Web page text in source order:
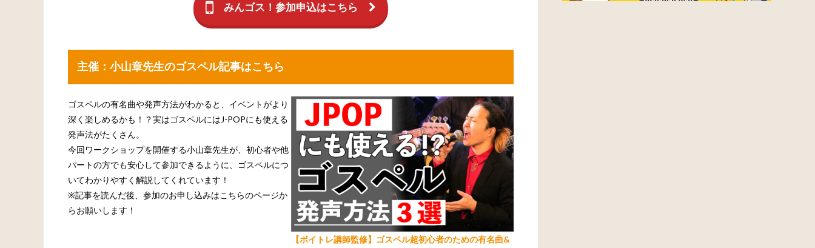
みんゴス！参加申込はこちら
主催：小山章先生のゴスペル記事はこちら
ゴスペルの有名曲や発声方法がわかると、イベントがより
深く楽しめるかも！？実はゴスペルにはJ-POPにも使える
発声法がたくさん。
今回ワークショップを開催する小山章先生が、初心者や他
パートの方でも安心して参加できるように、ゴスペルにつ
いてわかりやすく解説してくれています！
※記事を読んだ後、参加のお申し込みはこちらのページか
らお願いします！
【ボイトレ講師監修】ゴスペル超初心者のための有名曲&